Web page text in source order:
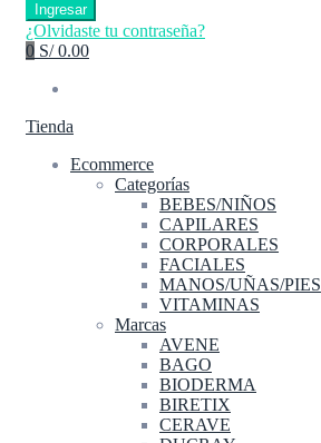
Ingresar
¿Olvidaste tu contraseña?
0 S/ 0.00
Tienda
Ecommerce
Categorías
BEBES/NIÑOS
CAPILARES
CORPORALES
FACIALES
MANOS/UÑAS/PIES
VITAMINAS
Marcas
AVENE
BAGO
BIODERMA
BIRETIX
CERAVE